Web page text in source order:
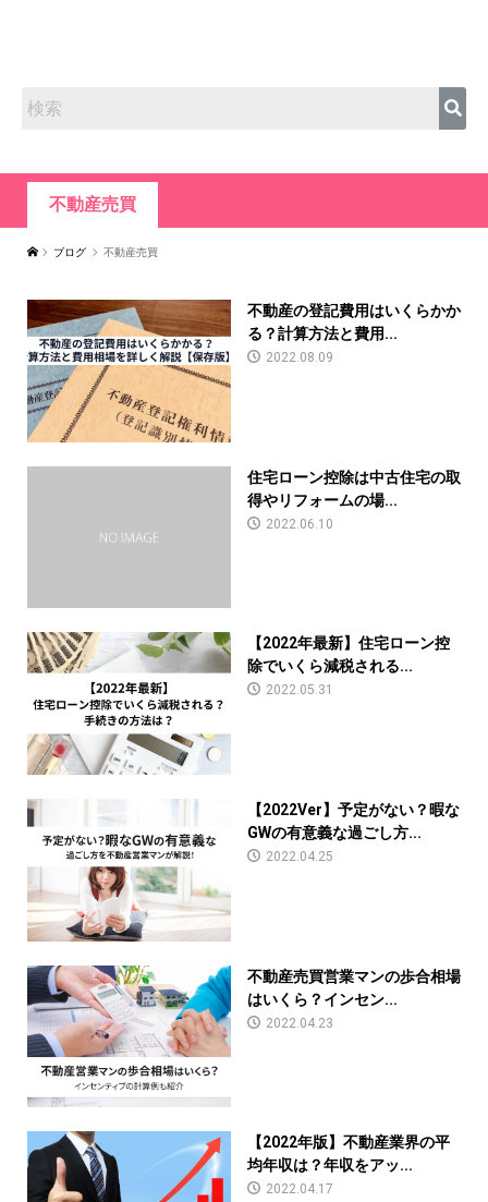
不動産売買
ブログ 不動産売買
不動産の登記費用はいくらかか
る？計算方法と費用...
2022.08.09
住宅ローン控除は中古住宅の取
得やリフォームの場...
2022.06.10
【2022年最新】住宅ローン控
除でいくら減税される...
2022.05.31
【2022Ver】予定がない？暇な
GWの有意義な過ごし方...
2022.04.25
不動産売買営業マンの歩合相場
はいくら？インセン...
2022.04.23
【2022年版】不動産業界の平
均年収は？年収をアッ...
2022.04.17